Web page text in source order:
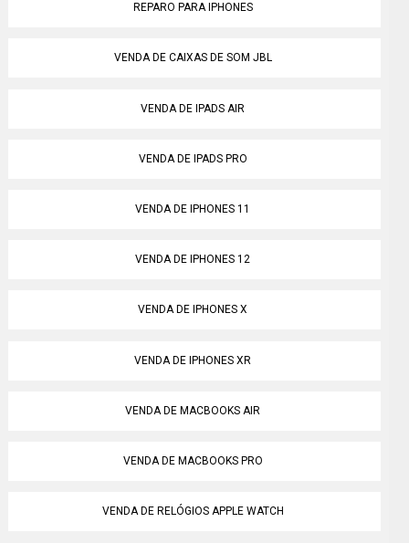
REPARO PARA IPHONES
VENDA DE CAIXAS DE SOM JBL
VENDA DE IPADS AIR
VENDA DE IPADS PRO
VENDA DE IPHONES 11
VENDA DE IPHONES 12
VENDA DE IPHONES X
VENDA DE IPHONES XR
VENDA DE MACBOOKS AIR
VENDA DE MACBOOKS PRO
VENDA DE RELÓGIOS APPLE WATCH